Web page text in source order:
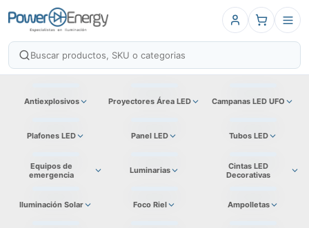
Antiexplosivos Proyectores Área LED Campanas LED UFO
Plafones LED Panel LED Tubos LED
Equipos de
emergencia
Luminarias
Cintas LED
Decorativas
Iluminación Solar Foco Riel Ampolletas